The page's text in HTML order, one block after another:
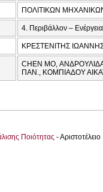
ΠΟΛΙΤΙΚΩΝ
4. Περιβάλλον – Ενέργεια
ΚΡΕΣΤΕΝΙΤΗΣ
CHEN MO,
ΠΑΝ., ΚΟΜΠΙΑΔΟΥ
Ποιότητας -